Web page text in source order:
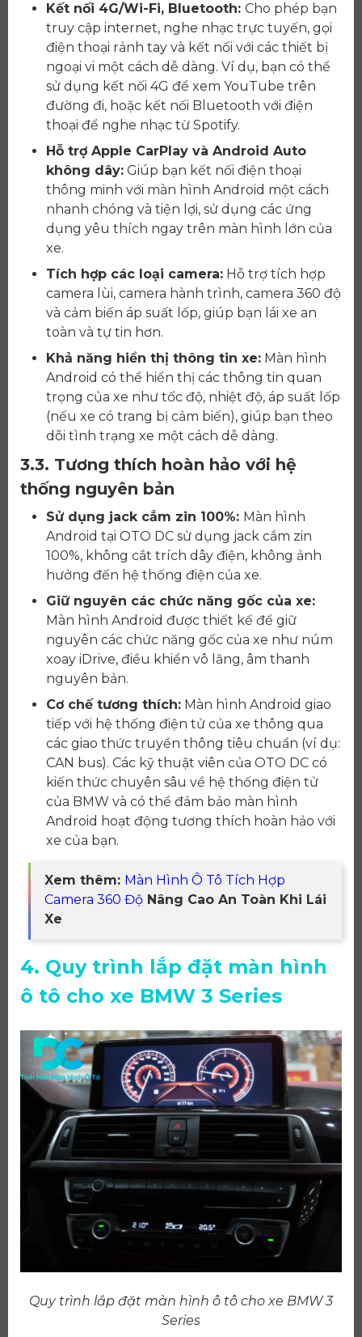
Kết nối 4G/Wi-Fi, Bluetooth: Cho phép bạn
truy cập internet, nghe nhạc trực tuyến, gọi
điện thoại rảnh tay và kết nối với các thiết bị
ngoại vi một cách dễ dàng. Ví dụ, bạn có thể
sử dụng kết nối 4G để xem YouTube trên
đường đi, hoặc kết nối Bluetooth với điện
thoại để nghe nhạc từ Spotify.
Hỗ trợ Apple CarPlay và Android Auto
không dây: Giúp bạn kết nối điện thoại
thông minh với màn hình Android một cách
nhanh chóng và tiện lợi, sử dụng các ứng
dụng yêu thích ngay trên màn hình lớn của
xe.
Tích hợp các loại camera: Hỗ trợ tích hợp
camera lùi, camera hành trình, camera 360 độ
và cảm biến áp suất lốp, giúp bạn lái xe an
toàn và tự tin hơn.
Khả năng hiển thị thông tin xe: Màn hình
Android có thể hiển thị các thông tin quan
trọng của xe như tốc độ, nhiệt độ, áp suất lốp
(nếu xe có trang bị cảm biến), giúp bạn theo
dõi tình trạng xe một cách dễ dàng.
3.3. Tương thích hoàn hảo với hệ
thống nguyên bản
Sử dụng jack cắm zin 100%: Màn hình
Android tại OTO DC sử dụng jack cắm zin
100%, không cắt trích dây điện, không ảnh
hưởng đến hệ thống điện của xe.
Giữ nguyên các chức năng gốc của xe:
Màn hình Android được thiết kế để giữ
nguyên các chức năng gốc của xe như núm
xoay iDrive, điều khiển vô lăng, âm thanh
nguyên bản.
Cơ chế tương thích: Màn hình Android giao
tiếp với hệ thống điện tử của xe thông qua
các giao thức truyền thông tiêu chuẩn (ví dụ:
CAN bus). Các kỹ thuật viên của OTO DC có
kiến thức chuyên sâu về hệ thống điện tử
của BMW và có thể đảm bảo màn hình
Android hoạt động tương thích hoàn hảo với
xe của bạn.
Xem thêm: Màn Hình Ô Tô Tích Hợp
Camera 360 Độ Nâng Cao An Toàn Khi Lái
Xe
4. Quy trình lắp đặt màn hình
ô tô cho xe BMW 3 Series
Quy trình lắp đặt màn hình ô tô cho xe BMW 3
Series